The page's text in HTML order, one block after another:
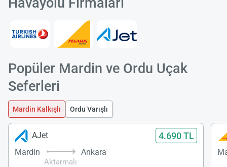
Popüler Mardin ve Ordu Uçak
Seferleri
Mardin Kalkışlı Ordu Varışlı
AJet 4.690 TL
Mardin
Aktarmalı
Ankara